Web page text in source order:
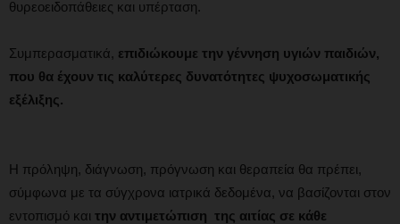
θυρεοειδοπάθειες και υπέρταση.
Συμπερασματικά, επιδιώκουμε την γέννηση υγιών παιδιών,
που θα έχουν τις καλύτερες δυνατότητες ψυχοσωματικής
εξέλιξης.
Η πρόληψη, διάγνωση, πρόγνωση και θεραπεία θα πρέπει,
σύμφωνα με τα σύγχρονα ιατρικά δεδομένα, να βασίζονται στον
εντοπισμό και την αντιμετώπιση της αιτίας σε κάθε